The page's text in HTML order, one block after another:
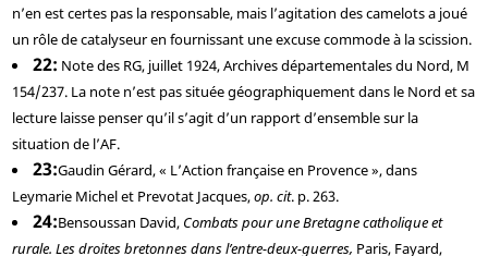
n’en est certes pas la responsable, mais l’agitation des camelots a joué
un rôle de catalyseur en fournissant une excuse commode à la scission.
22 Note des RG, juillet 1924, Archives départementales du Nord, M
154/237. La note n’est pas située géographiquement dans le Nord et sa
lecture laisse penser qu’il s’agit d’un rapport d’ensemble sur la
situation de l’AF.
23 Gaudin Gérard, « L’Action française en Provence », dans
LeymarieMichel et PrevotatJacques,op. cit. p. 263.
24 Bensoussan David, Combats pour une Bretagne catholique et
rurale. Les droites bretonnes dans l’entre-deux-guerres, Paris, Fayard,